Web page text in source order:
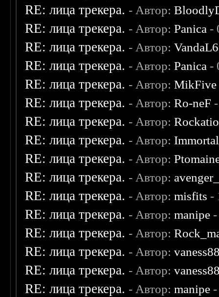
RE: лица трекера. - Автор:
RE: лица трекера. - Автор:Panica -
RE: лица трекера. - Автор:
RE: лица трекера. - Автор:Panica -
RE: лица трекера. - Автор:MikFive
RE: лица трекера. - Автор:Ro-neF
RE: лица трекера. - Автор:
RE: лица трекера. - Автор:
RE: лица трекера. - Автор:
RE: лица трекера. - Автор:
RE: лица трекера. - Автор:misfits -
RE: лица трекера. - Автор:manipe
RE: лица трекера. - Автор:
RE: лица трекера. - Автор:
RE: лица трекера. - Автор:
RE: лица трекера. - Автор:manipe